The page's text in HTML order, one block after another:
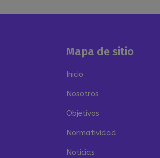
Mapa de sitio
Inicio
Nosotros
Objetivos
Normatividad
Noticias